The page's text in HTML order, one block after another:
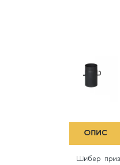
ОПИС
Шибер